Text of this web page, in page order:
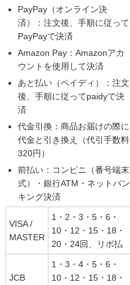
PayPay（オンライン決
済）：注文後、手順に従って
PayPayで決済
Amazon Pay：Amazonアカ
ウントを使用して決済
あと払い（ペイディ）：注文
後、手順に従ってpaidyで決
済
代金引換：商品お届けの際に
代金と引き換え（代引手数料
320円）
前払い：コンビニ（番号端末
式）・銀行ATM・ネットバン
キング決済
VISA /
MASTER
1・2・3・5・6・
10・12・15・18・
20・24回、リボ払
JCB
1・3・4・5・6・
10・12・15・18・